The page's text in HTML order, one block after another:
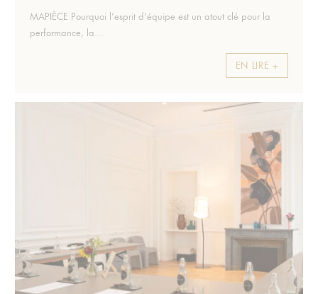
Extrait :
MAPIÈCE Pourquoi l’esprit d’équipe est un atout clé pour la
performance, la…
EN LIRE +